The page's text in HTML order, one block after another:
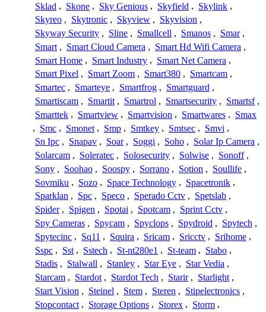
Sklad , Skone , Sky Genious , Skyfield , Skylink ,
Skyreo , Skytronic , Skyview , Skyvision ,
Skyway Security , Sline , Smallcell , Smanos , Smar ,
Smart , Smart Cloud Camera , Smart Hd Wifi Camera ,
Smart Home , Smart Industry , Smart Net Camera ,
Smart Pixel , Smart Zoom , Smart380 , Smartcam ,
Smartec , Smarteye , Smartfrog , Smartguard ,
Smartiscam , Smartit , Smartrol , Smartsecurity , Smartsf ,
Smarttek , Smartview , Smartvision , Smartwares , Smax
, Smc , Smonet , Smp , Smtkey , Smtsec , Smvi ,
Sn Ipc , Snapav , Soar , Soggi , Soho , Solar Ip Camera ,
Solarcam , Soleratec , Solosecurity , Solwise , Sonoff ,
Sony , Soohao , Soospy , Sorrano , Sotion , Soullife ,
Sovmiku , Sozo , Space Technology , Spacetronik ,
Sparklan , Spc , Speco , Sperado Cctv , Spetslab ,
Spider , Spigen , Spotai , Spotcam , Sprint Cctv ,
Spy Cameras , Spycam , Spyclops , Spydroid , Spytech ,
Spytecinc , Sq11 , Squira , Sricam , Sricctv , Srihome ,
Sspc , Sst , Sstech , St-nt280e1 , St-team , Stabo ,
Stadis , Stalwall , Stanley , Star Eye , Star Vedia ,
Starcam , Stardot , Stardot Tech , Starir , Starlight ,
Start Vision , Steinel , Stem , Steren , Stipelectronics ,
Stopcontact , Storage Options , Storex , Storm ,